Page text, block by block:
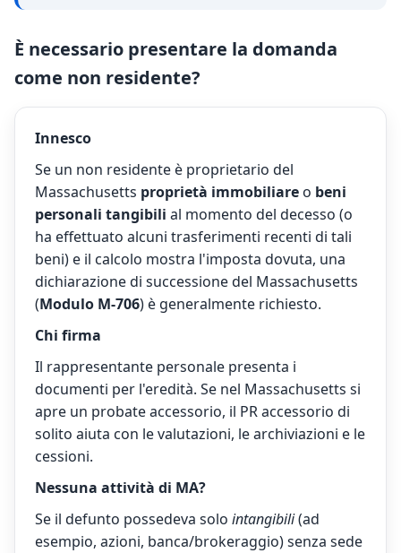
È necessario presentare la domanda
come non residente?
Innesco
Se un non residente è proprietario del
Massachusetts proprietà immobiliare o beni
personali tangibili al momento del decesso (o
ha effettuato alcuni trasferimenti recenti di tali
beni) e il calcolo mostra l'imposta dovuta, una
dichiarazione di successione del Massachusetts
(Modulo M-706) è generalmente richiesto.
Chi firma
Il rappresentante personale presenta i
documenti per l'eredità. Se nel Massachusetts si
apre un probate accessorio, il PR accessorio di
solito aiuta con le valutazioni, le archiviazioni e le
cessioni.
Nessuna attività di MA?
Se il defunto possedeva solo intangibili(ad
esempio, azioni, banca/brokeraggio) senza sede